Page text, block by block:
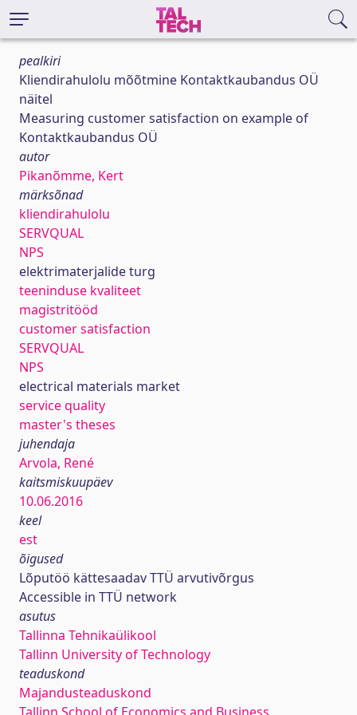
pealkiri
Kliendirahulolu mõõtmine Kontaktkaubandus OÜ
näitel
Measuring customer satisfaction on example of
Kontaktkaubandus OÜ
autor
Pikanõmme, Kert
märksõnad
kliendirahulolu
SERVQUAL
NPS
elektrimaterjalide turg
teeninduse kvaliteet
magistritööd
customer satisfaction
SERVQUAL
NPS
electrical materials market
service quality
master's theses
juhendaja
Arvola, René
kaitsmiskuupäev
10.06.2016
keel
est
õigused
Lõputöö kättesaadav TTÜ arvutivõrgus
Accessible in TTÜ network
asutus
Tallinna Tehnikaülikool
Tallinn University of Technology
teaduskond
Majandusteaduskond